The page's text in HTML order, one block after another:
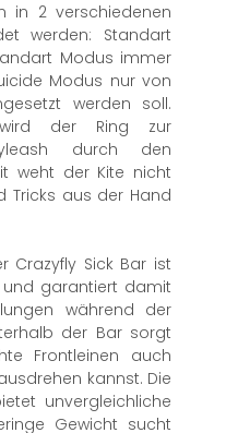
in 2 verschiedenen
werden: Standart
Modus immer
Modus nur von
werden soll.
der Ring zur
durch den
weht der Kite nicht
Tricks aus der Hand
Crazyfly Sick Bar ist
garantiert damit
während der
der Bar sorgt
Frontleinen auch
kannst. Die
unvergleichliche
Gewicht sucht